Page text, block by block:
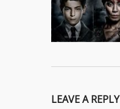
LEAVE A REPLY